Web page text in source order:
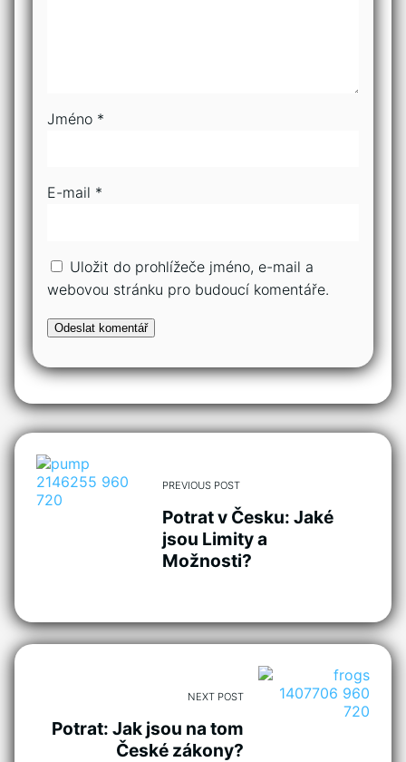
Jméno *
E-mail *
Uložit do prohlížeče jméno, e-mail a
webovou stránku pro budoucí komentáře.
PREVIOUS POST
Potrat v Česku: Jaké
jsou Limity a
Možnosti?
NEXT POST
Potrat: Jak jsou na tom
České zákony?